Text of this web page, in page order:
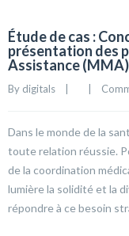
Étude de cas :
présentation des
Assistance (MMA)
By digitals
Dans le monde de la
toute relation réussie.
de la coordination
lumière la solidité et la
répondre à ce besoin